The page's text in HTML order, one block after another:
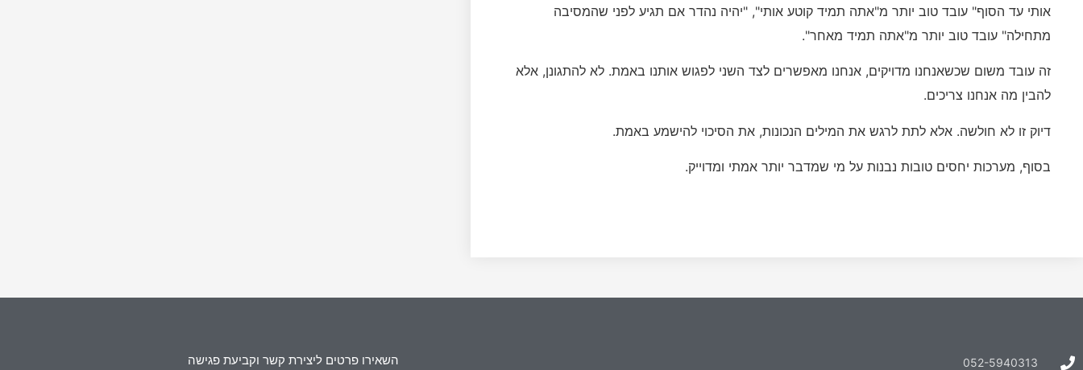
אותי עד הסוף" עובד טוב יותר מ"אתה תמיד קוטע אותי", "יהיה נהדר אם תגיע לפני שהמסיבה
מתחילה" עובד טוב יותר מ"אתה תמיד מאחר".
זה עובד משום שכשאנחנו מדויקים, אנחנו מאפשרים לצד השני לפגוש אותנו באמת. לא להתגונן, אלא
להבין מה אנחנו צריכים.
דיוק זו לא חולשה. אלא לתת לרגש את המילים הנכונות, את הסיכוי להישמע באמת.
בסוף, מערכות יחסים טובות נבנות על מי שמדבר יותר אמתי ומדוייק.
052-5940313 השאירו פרטים ליצירת קשר וקביעת פגישה